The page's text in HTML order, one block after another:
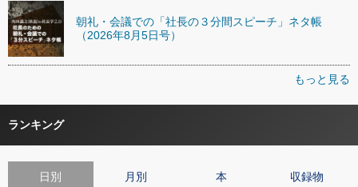
朝礼・会議での「社長の３分間スピーチ」ネタ帳
（2026年8月5日号）
もっと見る
ランキング
日別 月別 本 収録物